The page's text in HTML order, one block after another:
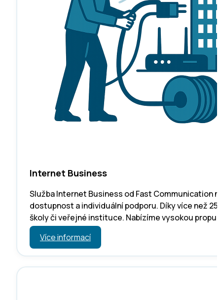
Internet Business
Služba Internet Business od Fast Communication
dostupnost a individuální podporu. Díky více než
školy či veřejné instituce. Nabízíme vysokou
Více informací